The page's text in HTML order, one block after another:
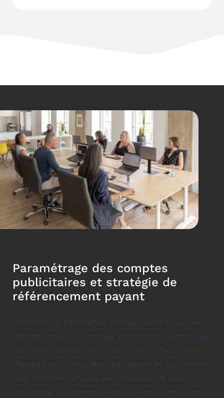
Paramétrage des comptes
publicitaires et stratégie de
référencement payant
Remarketing, campagnes Display, publicité sur les
médias sociaux: les canaux publicitaires numériques
les mieux adaptés selon votre public cible doivent
d’abord être choisis. Nos spécialistes en placement
web dénichent ensuite les mots-clés les plus
utilisés par vos clients, en plus de structurer votre